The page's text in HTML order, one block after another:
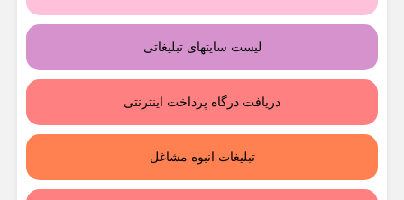
لیست سایتهای تبلیغاتی
دریافت درگاه پرداخت اینترنتی
تبلیغات انبوه مشاغل